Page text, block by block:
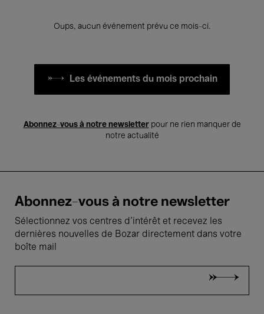
Oups, aucun événement prévu ce mois-ci.
Les événements du mois prochain
Abonnez-vous à notre newsletterpour ne rien manquer de
notre actualité
Abonnez-vous à notre newsletter
Sélectionnez vos centres d'intérêt et recevez les
dernières nouvelles de Bozar directement dans votre
boîte mail